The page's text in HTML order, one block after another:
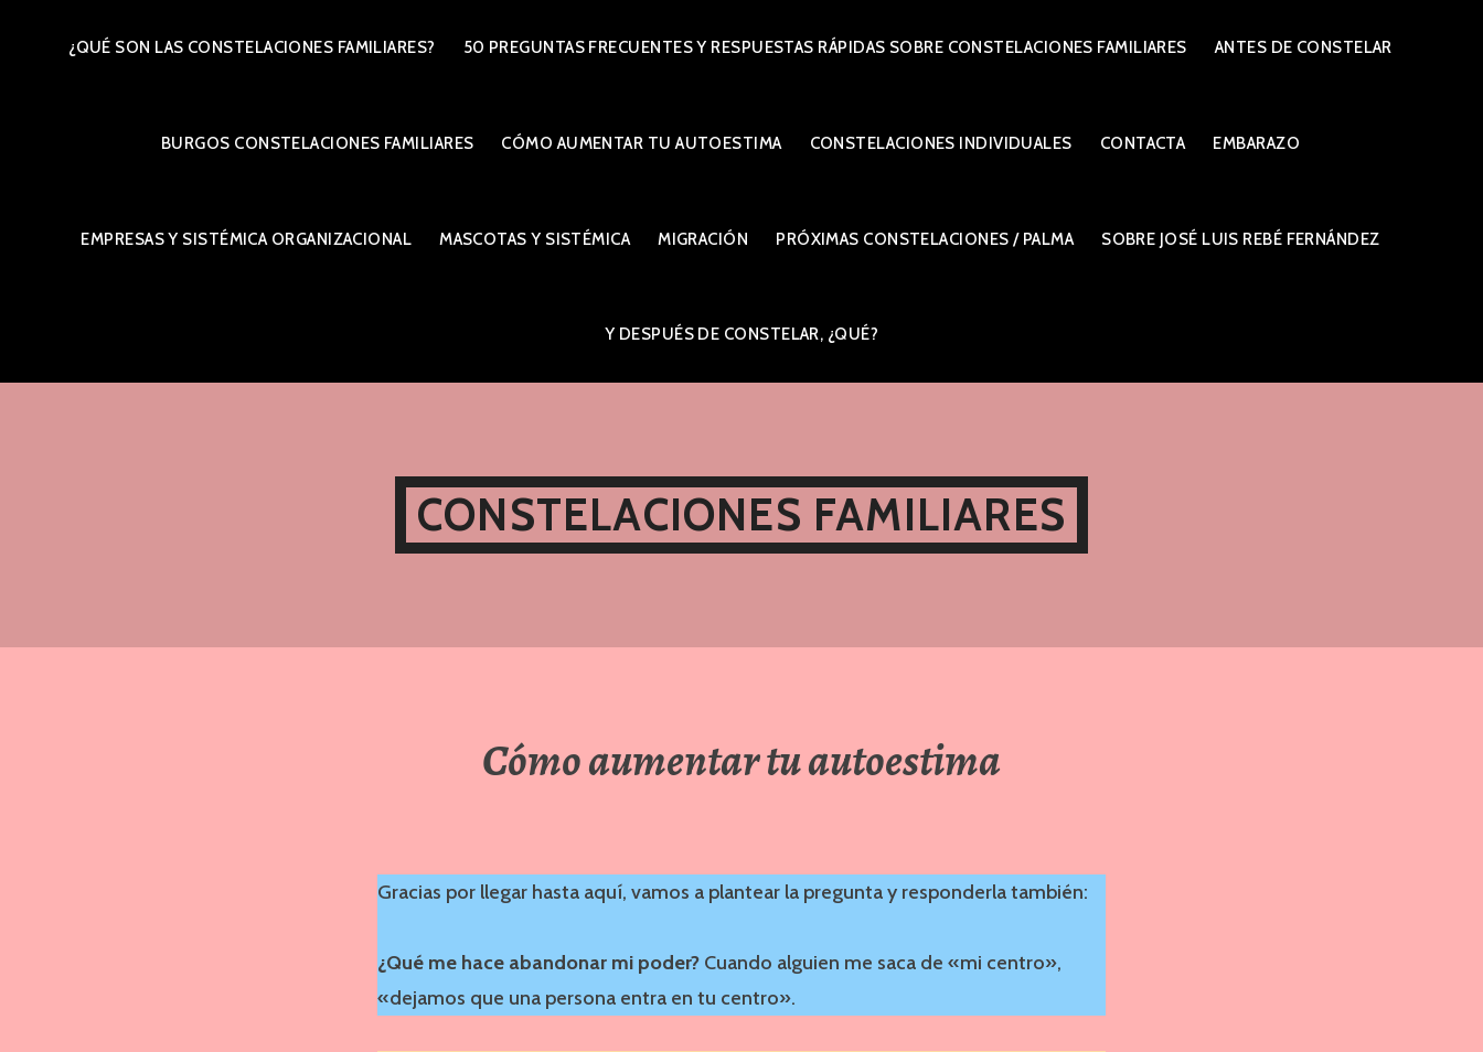
¿QUÉ SON LAS CONSTELACIONES FAMILIARES? 50 PREGUNTAS FRECUENTES Y RESPUESTAS RÁPIDAS SOBRE CONSTELACIONES FAMILIARES ANTES DE CONSTELAR
BURGOS CONSTELACIONES FAMILIARES CÓMO AUMENTAR TU AUTOESTIMA CONSTELACIONES INDIVIDUALES CONTACTA EMBARAZO
EMPRESAS Y SISTÉMICA ORGANIZACIONAL MASCOTAS Y SISTÉMICA MIGRACIÓN PRÓXIMAS CONSTELACIONES / PALMA SOBRE JOSÉ LUIS REBÉ FERNÁNDEZ
Y DESPUÉS DE CONSTELAR, ¿QUÉ?
CONSTELACIONES FAMILIARES
Cómo aumentar tu autoestima
Gracias por llegar hasta aquí, vamos a plantear la pregunta y responderla también:
¿Qué me hace abandonar mi poder? Cuando alguien me saca de «mi centro»,
«dejamos que una persona entra en tu centro».